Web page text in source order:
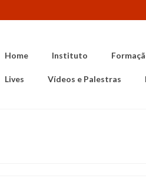
Home Instituto
Lives Vídeos e Palestras